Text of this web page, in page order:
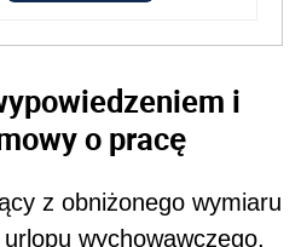
i
o pracę
z obniżonego wymiaru
wychowawczego,